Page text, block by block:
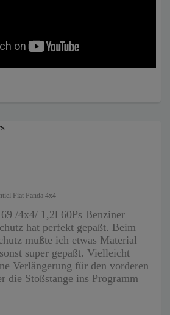
Fiat Panda 4x4
/4x4/ 1,2l 60Ps Benziner
hat perfekt gepaßt. Beim
mußte ich etwas Material
super gepaßt. Vielleicht
Verlängerung für den vorderen
die Stoßstange ins Programm